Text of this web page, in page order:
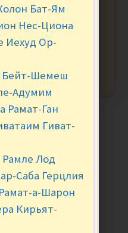
Бат-Ям
Нес-Циона
Иехуд Ор-
Бейт-Шемеш
Адумим
Рамат-Ган
Гиват-
Рамле Лод
Саба Герцлия
а-Шарон
Кирьят-